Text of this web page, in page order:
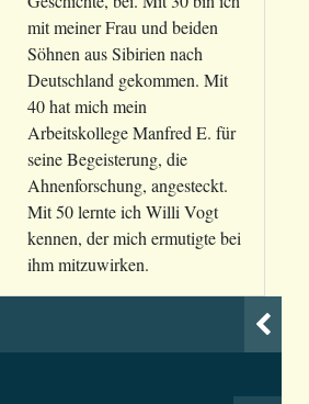
mit meiner Frau und beiden
Söhnen aus Sibirien nach
Deutschland gekommen. Mit
40 hat mich mein
Arbeitskollege Manfred E. für
seine Begeisterung, die
Ahnenforschung, angesteckt.
Mit 50 lernte ich Willi Vogt
kennen, der mich ermutigte bei
ihm mitzuwirken.